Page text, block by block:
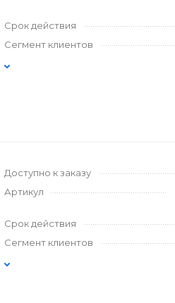
Срок действия
Сегмент клиентов
Доступно к заказу
Артикул
Срок действия
Сегмент клиентов